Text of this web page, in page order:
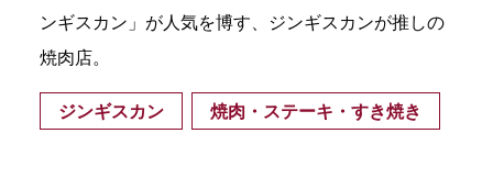
ンギスカン」が人気を博す、ジンギスカンが推しの
焼肉店。
ジンギスカン 焼肉・ステーキ・すき焼き